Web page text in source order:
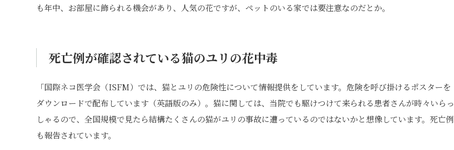
も年中、お部屋に飾られる機会があり、人気の花ですが、ペットのいる家では要注意なのだとか。
死亡例が確認されている猫のユリの花中毒
「国際ネコ医学会（ISFM）では、猫とユリの危険性について情報提供をしています。危険を呼び掛けるポスターを
ダウンロードで配布しています（英語版のみ）。猫に関しては、当院でも駆けつけて来られる患者さんが時々いらっ
しゃるので、全国規模で見たら結構たくさんの猫がユリの事故に遭っているのではないかと想像しています。死亡例
も報告されています。